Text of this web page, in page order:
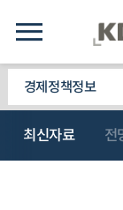
경제정책정보
최신자료 전